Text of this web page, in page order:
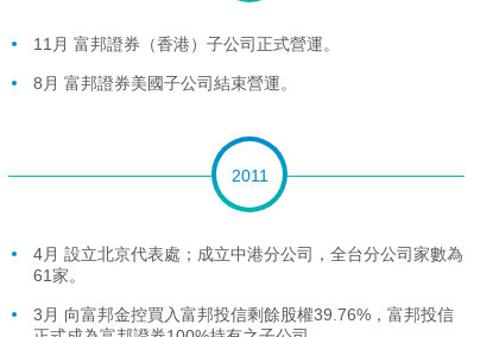
11月 富邦證券（香港）子公司正式營運。
8月 富邦證券美國子公司結束營運。
2011
4月 設立北京代表處；成立中港分公司，全台分公司家數為
61家。
3月 向富邦金控買入富邦投信剩餘股權39.76%，富邦投信